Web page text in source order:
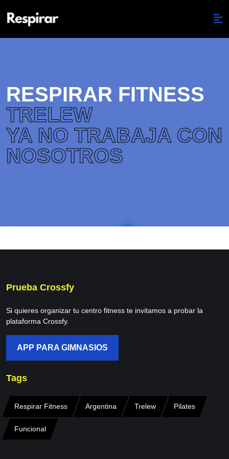
RESPIRAR FITNESS
TRELEW
YA NO TRABAJA CON
NOSOTROS
Prueba Crossfy
Si quieres organizar tu centro fitness te invitamos a probar la
plataforma Crossfy.
APP PARA GIMNASIOS
Tags
Respirar Fitness Argentina Trelew Pilates
Funcional